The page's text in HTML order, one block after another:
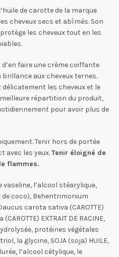
de carotte de la marque
cheveux secs et abîmés. Son
les cheveux tout en les
faire une crème coiffante
aux cheveux ternes.
délicatement les cheveux et le
répartition du produit,
pour avoir plus de
Tenir hors de portée
avec les yeux.Tenir éloigné de
flammes.
l’alcool stéarylique,
coco), Behentrimonium
carota sativa (CAROTTE)
EXTRAIT DE RACINE,
protéines végétales
la glycine, SOJA (soja) HUILE,
l’alcool cétylique, le